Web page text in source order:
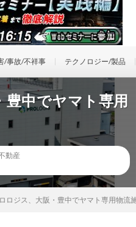
/事故/不祥事 テクノロジー/製品
豊中でヤマト専用
動産
ロジス、大阪・豊中でヤマト専用物流